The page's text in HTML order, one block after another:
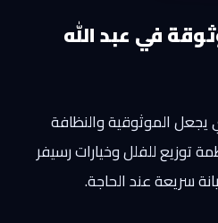
في عبد الله
يجعل الموثوقية والنظافة
توزيع للفلل وخيارات رسيفر
سريعة عند الحاجة.